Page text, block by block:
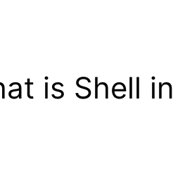
is Shell in